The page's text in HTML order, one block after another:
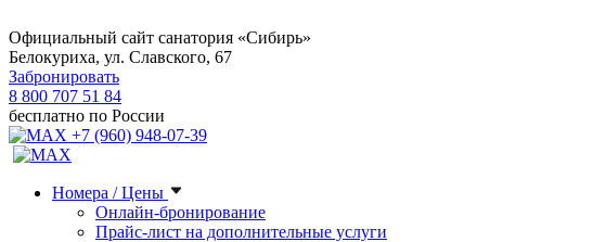
Официальный сайт санатория «Сибирь»
Белокуриха, ул. Славского, 67
Забронировать
8 800 707 51 84
бесплатно по России
+7 (960) 948-07-39
Номера / Цены
Онлайн-бронирование
Прайс-лист на дополнительные услуги